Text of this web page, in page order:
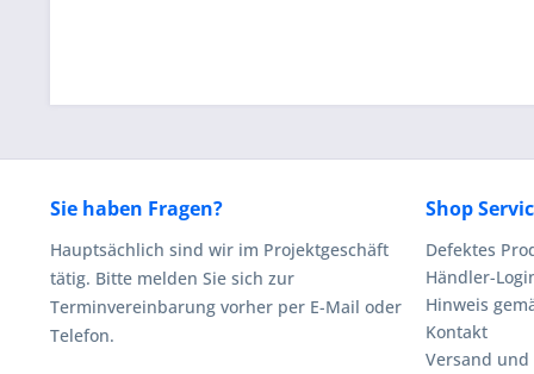
Sie haben Fragen?
Hauptsächlich sind wir im Projektgeschäft
tätig. Bitte melden Sie sich zur
Terminvereinbarung vorher per E-Mail oder
Telefon.
Shop
Defektes
Händler-
Hinweis
Kontakt
Versand